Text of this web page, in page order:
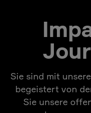
Sie sind mit
begeistert von
Sie unsere